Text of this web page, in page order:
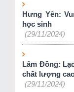
Hưng Yên:
học sinh
(29/11/2024)
Lâm Đồng:
chất lượng
(29/11/2024)